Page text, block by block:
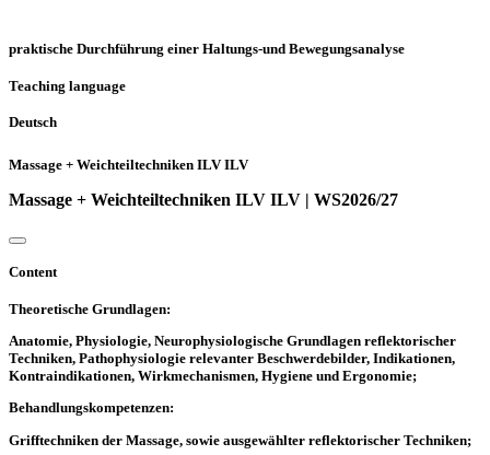
praktische Durchführung einer Haltungs-und Bewegungsanalyse
Teaching language
Deutsch
Massage + Weichteiltechniken ILV ILV
Massage + Weichteiltechniken ILV ILV | WS2026/27
Content
Theoretische Grundlagen:
Anatomie, Physiologie, Neurophysiologische Grundlagen reflektorischer
Techniken, Pathophysiologie relevanter Beschwerdebilder, Indikationen,
Kontraindikationen, Wirkmechanismen, Hygiene und Ergonomie;
Behandlungskompetenzen:
Grifftechniken der Massage, sowie ausgewählter reflektorischer Techniken;